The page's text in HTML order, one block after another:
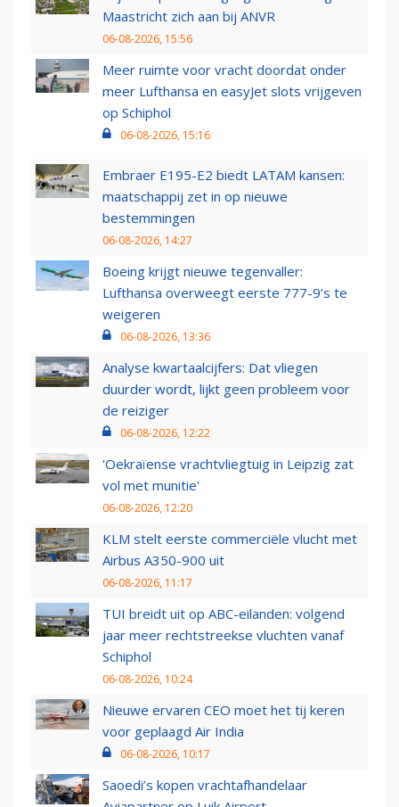
Maastricht zich aan bij ANVR
06-08-2026, 15:56
Meer ruimte voor vracht doordat onder
meer Lufthansa en easyJet slots vrijgeven
op Schiphol
06-08-2026, 15:16
Embraer E195-E2 biedt LATAM kansen:
maatschappij zet in op nieuwe
bestemmingen
06-08-2026, 14:27
Boeing krijgt nieuwe tegenvaller:
Lufthansa overweegt eerste 777-9’s te
weigeren
06-08-2026, 13:36
Analyse kwartaalcijfers: Dat vliegen
duurder wordt, lijkt geen probleem voor
de reiziger
06-08-2026, 12:22
'Oekraïense vrachtvliegtuig in Leipzig zat
vol met munitie'
06-08-2026, 12:20
KLM stelt eerste commerciële vlucht met
Airbus A350-900 uit
06-08-2026, 11:17
TUI breidt uit op ABC-eilanden: volgend
jaar meer rechtstreekse vluchten vanaf
Schiphol
06-08-2026, 10:24
Nieuwe ervaren CEO moet het tij keren
voor geplaagd Air India
06-08-2026, 10:17
Saoedi’s kopen vrachtafhandelaar